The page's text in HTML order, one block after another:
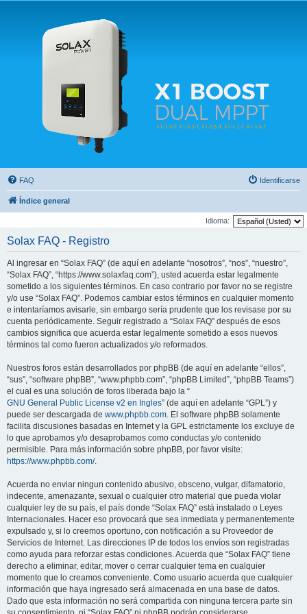
Solax FAQ
Lugar para intercambiar dudas sobre inversores solares Solax y temas relacionados.
FAQ Identificarse
Índice general
Idioma:
Solax FAQ - Registro
Al ingresar en “Solax FAQ” (de aquí en adelante “nosotros”, “nos”, “nuestro”,
“Solax FAQ”, “https://www.solaxfaq.com”), usted acuerda estar legalmente
sometido a los siguientes términos. En caso contrario por favor no se registre
y/o use “Solax FAQ”. Podemos cambiar estos términos en cualquier momento
e intentaríamos avisarle, sin embargo sería prudente que los revisase por su
cuenta periódicamente. Seguir registrado a “Solax FAQ” después de esos
cambios significa que acuerda estar legalmente sometido a esos nuevos
términos tal como fueron actualizados y/o reformados.
Nuestros foros están desarrollados por phpBB (de aquí en adelante “ellos”,
“sus”, “software phpBB”, “www.phpbb.com”, “phpBB Limited”, “phpBB Teams”)
el cual es una solución de foros liberada bajo la “
GNU General Public License v2 en Ingles” (de aquí en adelante “GPL”) y
puede ser descargada de www.phpbb.com. El software phpBB solamente
facilita discusiones basadas en Internet y la GPL estrictamente los excluye de
lo que aprobamos y/o desaprobamos como conductas y/o contenido
permisible. Para más información sobre phpBB, por favor visite:
https://www.phpbb.com/.
Acuerda no enviar ningun contenido abusivo, obsceno, vulgar, difamatorio,
indecente, amenazante, sexual o cualquier otro material que pueda violar
cualquier ley de su país, el país donde “Solax FAQ” está instalado o Leyes
Internacionales. Hacer eso provocará que sea inmediata y permanentemente
expulsado y, si lo creemos oportuno, con notificación a su Proveedor de
Servicios de Internet. Las direcciones IP de todos los envíos son registradas
como ayuda para reforzar estas condiciones. Acuerda que “Solax FAQ” tiene
derecho a eliminar, editar, mover o cerrar cualquier tema en cualquier
momento que lo creamos conveniente. Como usuario acuerda que cualquier
información que haya ingresado será almacenada en una base de datos.
Dado que esta información no será compartida con ninguna tercera parte sin